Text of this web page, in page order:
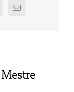
Email